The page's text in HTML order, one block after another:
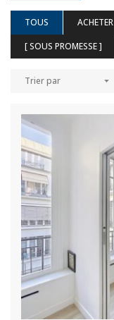
TOUS ACHETER
[ SOUS PROMESSE ]
Trier par